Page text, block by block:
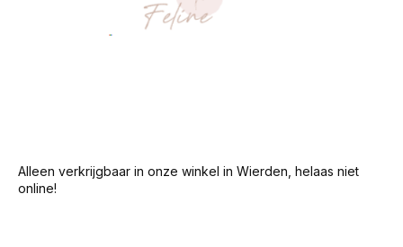
Alleen verkrijgbaar in onze winkel in Wierden, helaas niet
online!